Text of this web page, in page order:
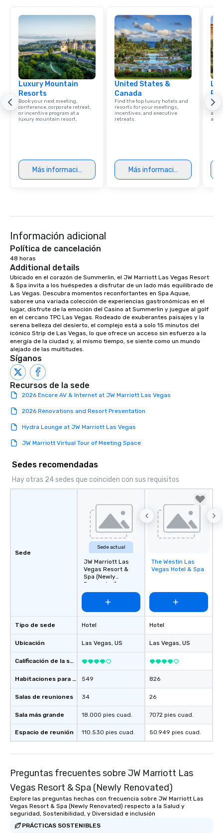
Luxury Mountain
Resorts
Book your next meeting,
conference, corporate retreat,
or incentive program at a
luxury mountain resort.
Más información
United States &
Canada
Find the top luxury hotels and
resorts for your meetings,
incentives, and executive
retreats.
Más información
with
and
Información adicional
Política de cancelación
48 horas
Additional details
Ubicado en el corazón de Summerlin, el JW Marriott Las Vegas Resort
& Spa invita a los huéspedes a disfrutar de un lado más equilibrado de
Las Vegas. Descubra momentos reconfortantes en Spa Aquae,
saboree una variada colección de experiencias gastronómicas en el
lugar, disfrute de la emoción del Casino at Summerlin y juegue al golf
en el cercano TPC Las Vegas. Rodeado de exuberantes paisajes y la
serena belleza del desierto, el complejo está a solo 15 minutos del
icónico Strip de Las Vegas, lo que ofrece un acceso sin esfuerzo a la
energía de la ciudad y, al mismo tiempo, se siente como un mundo
alejado de las multitudes.
Síganos
Recursos de la sede
2026 Encore AV & Internet at JW Marriott Las Vegas
2026 Renovations and Resort Presentation
Hydra Lounge at JW Marriott Las Vegas
JW Marriott Virtual Tour of Meeting Space
Sedes recomendadas
Hay otras 24 sedes que coinciden con sus requisitos
Sede
Tipo de sede
Ubicación
Calificación de la sede
Habitaciones para huéspedes
Salas de reuniones
Sala más grande
Espacio de reunión
Sede actual
JW Marriott Las
Vegas Resort &
Spa (Newly
Renovated)
Hotel
Las Vegas, US
549
34
18.000 pies cuad.
110.530 pies cuad.
Removed from
favorites
The Westin Las
Vegas Hotel & Spa
Hotel
Las Vegas, US
826
26
7072 pies cuad.
50.949 pies cuad.
Preguntas frecuentes sobre JW Marriott Las
Vegas Resort & Spa (Newly Renovated)
Explore las preguntas hechas con frecuencia sobre JW Marriott Las
Vegas Resort & Spa (Newly Renovated) respecto a la Salud y
seguridad, Sostenibilidad, y Diversidad e inclusión
PRÁCTICAS SOSTENIBLES